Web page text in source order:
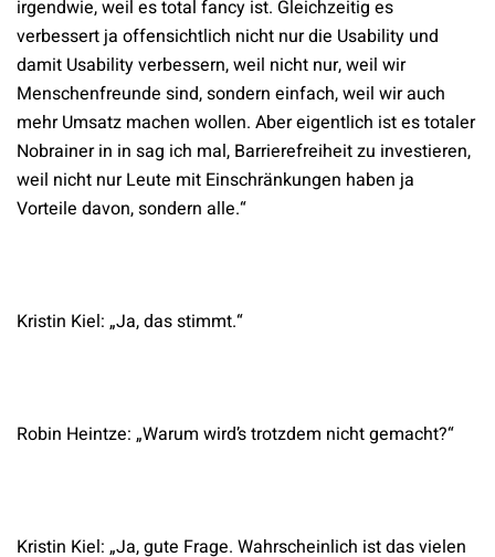
irgendwie, weil es total fancy ist. Gleichzeitig es
verbessert ja offensichtlich nicht nur die Usability und
damit Usability verbessern, weil nicht nur, weil wir
Menschenfreunde sind, sondern einfach, weil wir auch
mehr Umsatz machen wollen. Aber eigentlich ist es totaler
Nobrainer in in sag ich mal, Barrierefreiheit zu investieren,
weil nicht nur Leute mit Einschränkungen haben ja
Vorteile davon, sondern alle.“
Kristin Kiel: „Ja, das stimmt.“
Robin Heintze: „Warum wird’s trotzdem nicht gemacht?“
Kristin Kiel: „Ja, gute Frage. Wahrscheinlich ist das vielen